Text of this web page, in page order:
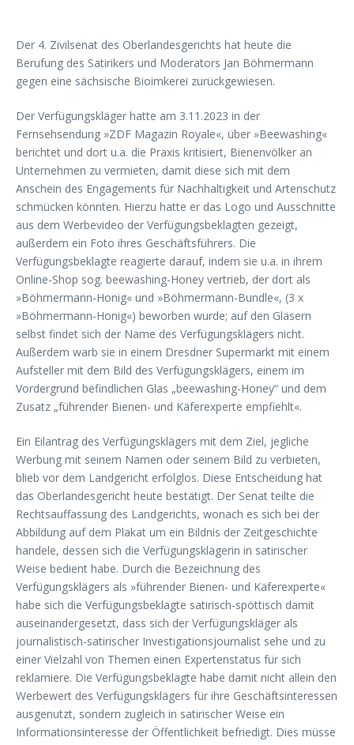
Der 4. Zivilsenat des Oberlandesgerichts hat heute die
Berufung des Satirikers und Moderators Jan Böhmermann
gegen eine sächsische Bioimkerei zurückgewiesen.
Der Verfügungskläger hatte am 3.11.2023 in der
Fernsehsendung »ZDF Magazin Royale«, über »Beewashing«
berichtet und dort u.a. die Praxis kritisiert, Bienenvölker an
Unternehmen zu vermieten, damit diese sich mit dem
Anschein des Engagements für Nachhaltigkeit und Artenschutz
schmücken könnten. Hierzu hatte er das Logo und Ausschnitte
aus dem Werbevideo der Verfügungsbeklagten gezeigt,
außerdem ein Foto ihres Geschäftsführers. Die
Verfügungsbeklagte reagierte darauf, indem sie u.a. in ihrem
Online-Shop sog. beewashing-Honey vertrieb, der dort als
»Böhmermann-Honig« und »Böhmermann-Bundle«, (3 x
»Böhmermann-Honig«) beworben wurde; auf den Gläsern
selbst findet sich der Name des Verfügungsklägers nicht.
Außerdem warb sie in einem Dresdner Supermarkt mit einem
Aufsteller mit dem Bild des Verfügungsklägers, einem im
Vordergrund befindlichen Glas „beewashing-Honey“ und dem
Zusatz „führender Bienen- und Käferexperte empfiehlt«.
Ein Eilantrag des Verfügungsklägers mit dem Ziel, jegliche
Werbung mit seinem Namen oder seinem Bild zu verbieten,
blieb vor dem Landgericht erfolglos. Diese Entscheidung hat
das Oberlandesgericht heute bestätigt. Der Senat teilte die
Rechtsauffassung des Landgerichts, wonach es sich bei der
Abbildung auf dem Plakat um ein Bildnis der Zeitgeschichte
handele, dessen sich die Verfügungsklägerin in satirischer
Weise bedient habe. Durch die Bezeichnung des
Verfügungsklägers als »führender Bienen- und Käferexperte«
habe sich die Verfügungsbeklagte satirisch-spöttisch damit
auseinandergesetzt, dass sich der Verfügungskläger als
journalistisch-satirischer Investigationsjournalist sehe und zu
einer Vielzahl von Themen einen Expertenstatus für sich
reklamiere. Die Verfügungsbeklagte habe damit nicht allein den
Werbewert des Verfügungsklägers für ihre Geschäftsinteressen
ausgenutzt, sondern zugleich in satirischer Weise ein
Informationsinteresse der Öffentlichkeit befriedigt. Dies müsse